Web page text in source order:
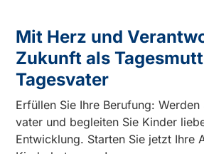
Mit Herz und
Zukunft als
Tagesvater
Erfüllen Sie Ihre Berufung:
vater und begleiten Sie Kinder
Entwicklung. Starten Sie jetzt Ihre